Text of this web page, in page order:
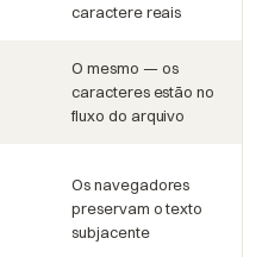
caractere reais
O mesmo — os
caracteres estão no
fluxo do arquivo
Os navegadores
preservam o texto
subjacente